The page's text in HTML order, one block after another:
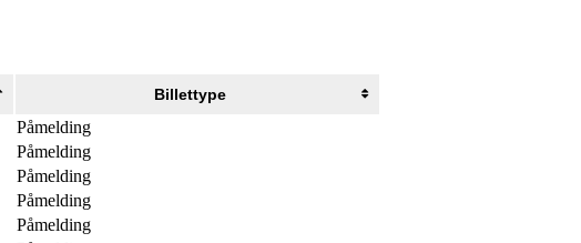
Billettype
Påmelding
Påmelding
Påmelding
Påmelding
Påmelding